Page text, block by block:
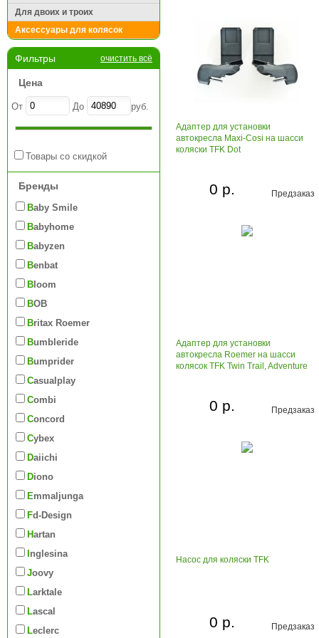
Для двоих и троих
Аксессуары для колясок
Фильтры очистить всё
Цена
От До руб.
Товары со скидкой
Бренды
Baby Smile
Babyhome
Babyzen
Benbat
Bloom
BOB
Britax Roemer
Bumbleride
Bumprider
Casualplay
Combi
Concord
Cybex
Daiichi
Diono
Emmaljunga
Fd-Design
Hartan
Inglesina
Joovy
Larktale
Lascal
Leclerc
Адаптер для установки
автокресла Maxi-Сosi на шасси
коляски TFK Dot
Предзаказ
0 р.
Адаптер для установки
автокресла Roemer на шасси
колясок TFK Twin Trail, Adventure
Предзаказ
0 р.
Насос для коляски TFK
Предзаказ
0 р.